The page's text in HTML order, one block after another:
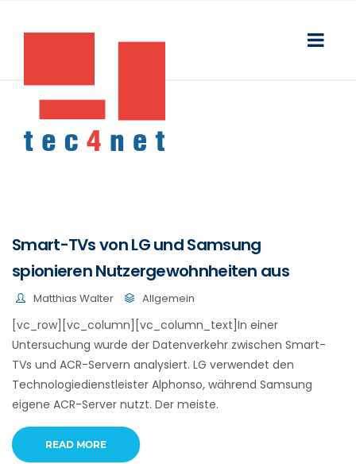
Smart-TVs von LG und Samsung
spionieren Nutzergewohnheiten aus
Matthias Walter Allgemein
[vc_row][vc_column][vc_column_text]In einer
Untersuchung wurde der Datenverkehr zwischen Smart-
TVs und ACR-Servern analysiert. LG verwendet den
Technologiedienstleister Alphonso, während Samsung
eigene ACR-Server nutzt. Der meiste.
READ MORE